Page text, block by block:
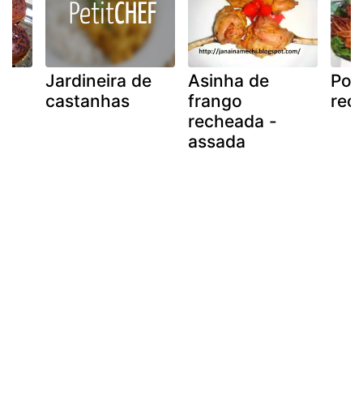
Jardineira de
castanhas
Asinha de
frango
recheada -
assada